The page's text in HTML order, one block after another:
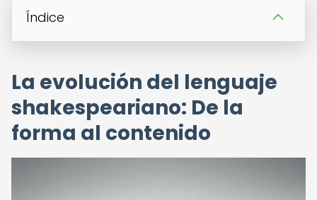
Índice
La evolución del lenguaje
shakespeariano: De la
forma al contenido